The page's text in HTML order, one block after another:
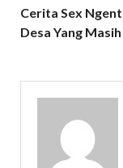
Cerita Sex
Desa Yang